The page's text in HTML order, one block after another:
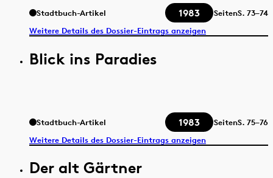
Stadtbuch-Artikel 1983 SeitenS. 73–74
Weitere Details des Dossier-Eintrags anzeigen
Blick ins Paradies
Stadtbuch-Artikel 1983 SeitenS. 75–76
Weitere Details des Dossier-Eintrags anzeigen
Der alt Gärtner